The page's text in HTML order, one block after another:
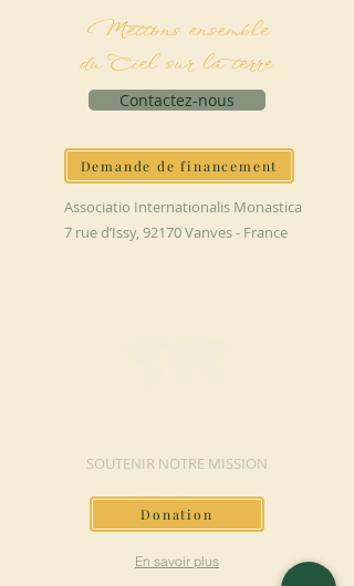
Mettons ensemble
du Ciel sur la terre
Contactez-nous
Demande de financement
Associatio Internationalis Monastica
7 rue d’Issy, 92170 Vanves - France
SOUTENIR NOTRE MISSION
Donation
En savoir plus